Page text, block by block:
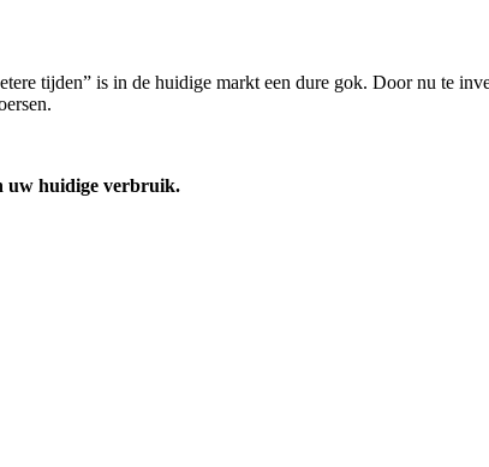
tijden” is in de huidige markt een dure gok. Door nu te
uw huidige verbruik.